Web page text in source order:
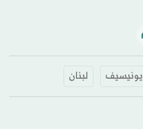
يونيسيف لبنان